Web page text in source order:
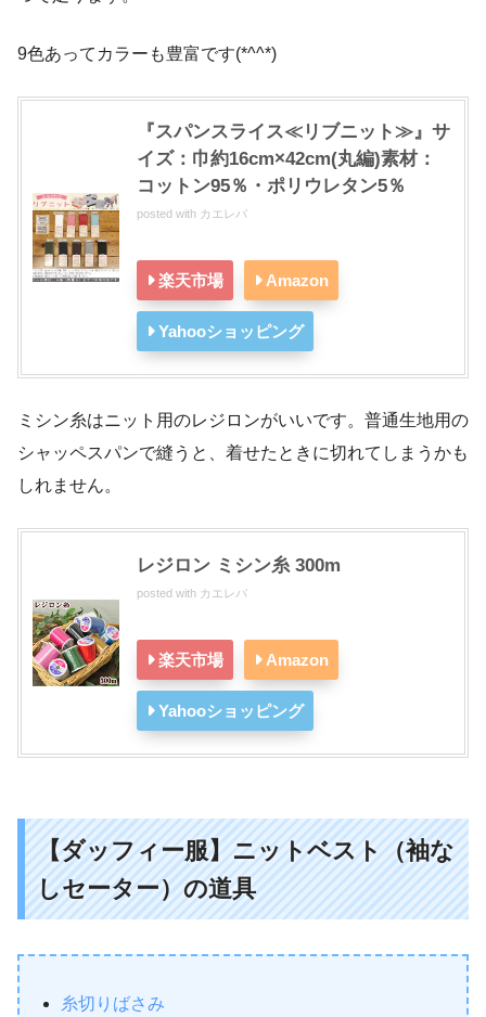
9色あってカラーも豊富です(*^^*)
『スパンスライス≪リブニット≫』サ
イズ：巾約16cm×42cm(丸編)素材：
コットン95％・ポリウレタン5％
posted with カエレバ
楽天市場 Amazon
Yahooショッピング
ミシン糸はニット用のレジロンがいいです。普通生地用の
シャッペスパンで縫うと、着せたときに切れてしまうかも
しれません。
レジロン ミシン糸 300m
posted with カエレバ
楽天市場 Amazon
Yahooショッピング
【ダッフィー服】ニットベスト（袖な
しセーター）の道具
糸切りばさみ